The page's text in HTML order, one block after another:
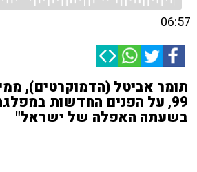
06:57
תומר אביטל (הדמוקרטים),
99, על הפנים החדשות
בשעתה האפלה של ישראל"